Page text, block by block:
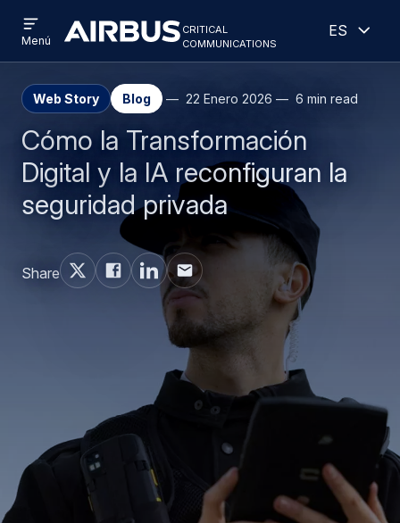
Pasar
al
contenido
Skip
to
search
Criticalcommunications
critical
communications
menu
Menú
Español
Web Story Blog 22 Enero 2026 6 min read
Cómo la Transformación
Digital y la IA reconfiguran la
seguridad privada
Share